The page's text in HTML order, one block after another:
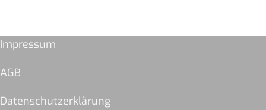
Impressum
AGB
Datenschutzerklärung